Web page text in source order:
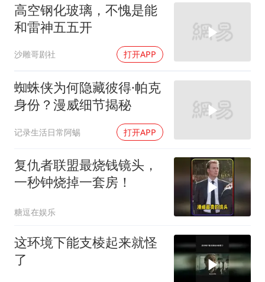
高空钢化玻璃，不愧是能
和雷神五五开
沙雕哥剧社 打开APP
蜘蛛侠为何隐藏彼得·帕克
身份？漫威细节揭秘
记录生活日常阿蜴 打开APP
复仇者联盟最烧钱镜头，
一秒钟烧掉一套房！
糖逗在娱乐
这环境下能支棱起来就怪
了